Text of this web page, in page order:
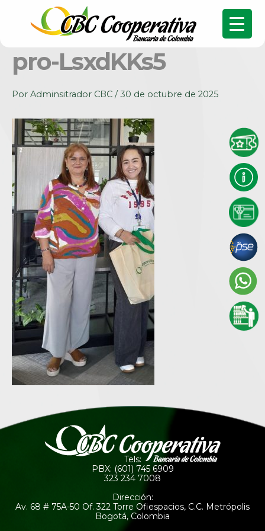
pro-LsxdKKs5
Por Adminsitrador CBC /30 de octubre de 2025
Tels:
PBX: (601) 745 6909
323 234 7008
Dirección:
Av. 68 # 75A-50 Of. 322 Torre Ofiespacios, C.C. Metrópolis
Bogotá, Colombia